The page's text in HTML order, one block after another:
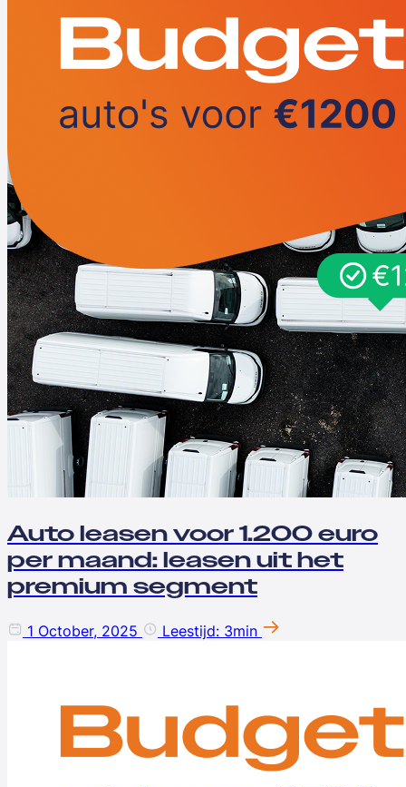
Auto leasen voor 1.200 euro
per maand: leasen uit het
premium segment
1 October, 2025 Leestijd: 3min